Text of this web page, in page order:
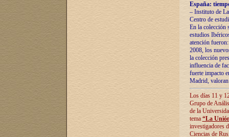
España:
– Instituto de
Centro de
En la colección
estudios
atención
2008, los
la colección
influencia de
fuerte impacto
Madrid,
Los días 11 y
Grupo de
de la
tema “La
investigadores
Ciencias de